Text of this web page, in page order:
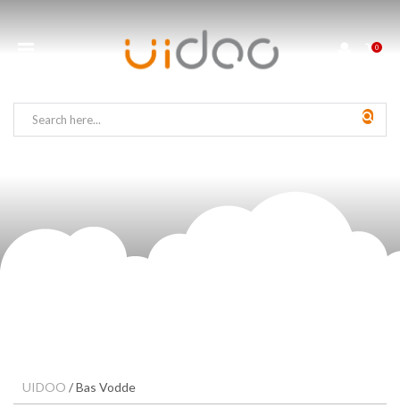
0
UIDOO /Bas Vodde